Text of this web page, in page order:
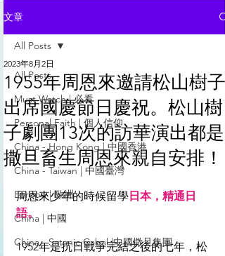
文章
All Posts
Must Watch | 必看
Personal Faith | 個人信仰
China - Hong Kong | 中國香港
China - Taiwan | 中國臺灣
Europe | 歐洲
China | 中國
China - Satanic Cabal |中國撒旦集團
All Posts
1955年周恩來邀請松山樹子
出席國慶節日慶祝。松山樹
子劇團13次的訪華演出都是
撒旦畜生周恩來親自安排！
2023年8月2日
周恩來少年的時候留學日本，精通日
語。
1952年是抗日戰爭完結之後的七年，松